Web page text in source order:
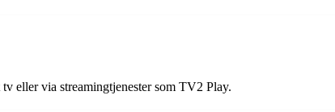
eller via streamingtjenester som TV2 Play.